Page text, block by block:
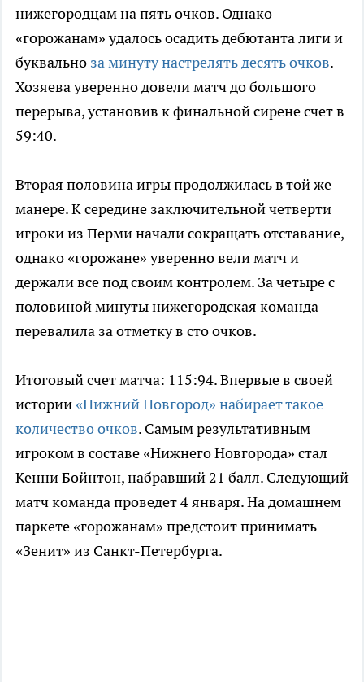
нижегородцам на пять очков. Однако
«горожанам» удалось осадить дебютанта лиги и
буквально за минуту настрелять десять очков.
Хозяева уверенно довели матч до большого
перерыва, установив к финальной сирене счет в
59:40.
Вторая половина игры продолжилась в той же
манере. К середине заключительной четверти
игроки из Перми начали сокращать отставание,
однако «горожане» уверенно вели матч и
держали все под своим контролем. За четыре с
половиной минуты нижегородская команда
перевалила за отметку в сто очков.
Итоговый счет матча: 115:94. Впервые в своей
истории «Нижний Новгород» набирает такое
количество очков. Самым результативным
игроком в составе «Нижнего Новгорода» стал
Кенни Бойнтон, набравший 21 балл. Следующий
матч команда проведет 4 января. На домашнем
паркете «горожанам» предстоит принимать
«Зенит» из Санкт-Петербурга.